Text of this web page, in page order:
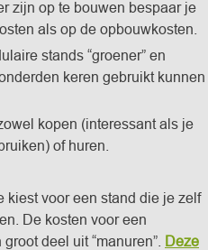
zijn op te bouwen bespaar je
als op de opbouwkosten.
stands “groener” en
keren gebruikt kunnen
kopen (interessant als je
of huren.
kiest voor een stand die je zelf
De kosten voor een
deel uit “manuren”. Deze